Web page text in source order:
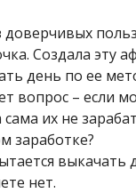
Создала эту
день по ее
вопрос – если
их не
заработке?
выкачать
нет.